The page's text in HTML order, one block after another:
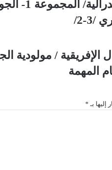
/3-2/
الإفريقية / مولودية
المهمة
إليها بـ *